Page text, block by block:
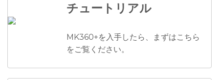
チュートリアル
MK360+を入手したら、まずはこちら
をご覧ください。